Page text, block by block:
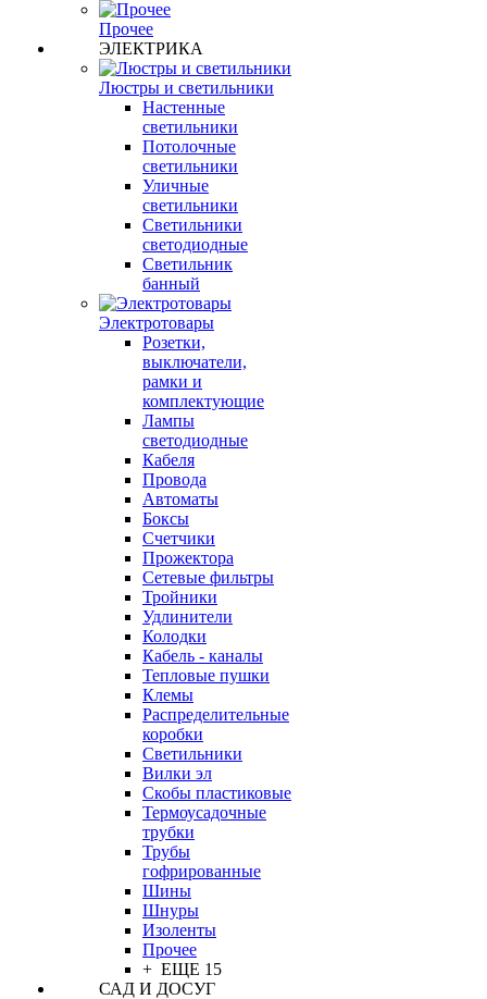
Прочее
ЭЛЕКТРИКА
Люстры и светильники
Настенные
светильники
Потолочные
светильники
Уличные
светильники
Светильники
светодиодные
Светильник
банный
Электротовары
Розетки,
выключатели,
рамки и
комплектующие
Лампы
светодиодные
Кабеля
Провода
Автоматы
Боксы
Счетчики
Прожектора
Сетевые фильтры
Тройники
Удлинители
Колодки
Кабель - каналы
Тепловые пушки
Клемы
Распределительные
коробки
Светильники
Вилки эл
Скобы пластиковые
Термоусадочные
трубки
Трубы
гофрированные
Шины
Шнуры
Изоленты
Прочее
+ ЕЩЕ 15
САД И ДОСУГ